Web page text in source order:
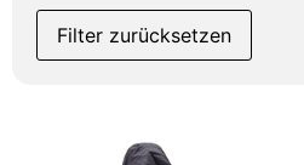
Filter zurücksetzen